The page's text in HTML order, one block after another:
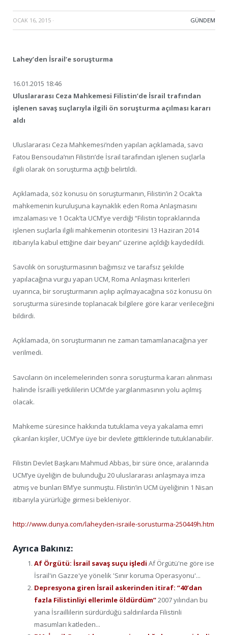
OCAK 16, 2015 · GÜNDEM
Lahey’den İsrail’e soruşturma
16.01.2015 18:46
Uluslararası Ceza Mahkemesi Filistin’de İsrail trafından
işlenen savaş suçlarıyla ilgili ön soruşturma açılması kararı
aldı
Uluslararası Ceza Mahkemesi’nden yapılan açıklamada, savcı
Fatou Bensouda’nın Filistin’de İsrail tarafından işlenen suçlarla
ilgili olarak ön soruşturma açtığı belirtildi.
Açıklamada, söz konusu ön soruşturmanın, Filistin’in 2 Ocak’ta
mahkemenin kuruluşuna kaynaklık eden Roma Anlaşmasını
imzalaması ve 1 Ocak’ta UCM’ye verdiği “Filistin topraklarında
işlenen suçlarla ilgili mahkemenin otoritesini 13 Haziran 2014
itibarıyla kabul ettiğine dair beyanı” üzerine açıldığı kaydedildi.
Savcılık ön soruşturmasının bağımsız ve tarafsız şekilde
yapılacağına vurgu yapan UCM, Roma Anlaşması kriterleri
uyarınca, bir soruşturmanın açılıp açılmayacağına söz konusu ön
soruşturma süresinde toplanacak bilgilere göre karar verileceğini
bildirdi.
Açıklamada, ön soruşturmanın ne zaman tamamlanacağına yer
verilmedi.
Savcıların ön incelemelerinden sonra soruşturma kararı alınması
halinde İsrailli yetkililerin UCM’de yargılanmasının yolu açılmış
olacak.
Mahkeme süresince hakkında tutuklama veya yakalama emri
çıkarılan kişiler, UCM’ye üye bir devlete gittiklerinde tutuklanabilir.
Filistin Devlet Başkanı Mahmud Abbas, bir süre önce, aralarında
UCM’ye üyeliğin de bulunduğu 20 uluslararası anlaşmaya imza
atmış ve bunları BM’ye sunmuştu. Filistin’in UCM üyeliğinin 1 Nisan
itibarıyla yürürlüğe girmesi bekleniyor.
http://www.dunya.com/laheyden-israile-sorusturma-250449h.htm
Ayrıca Bakınız:
Af Örgütü: İsrail savaş suçu işledi Af Örgütü'ne göre ise
İsrail'in Gazze'ye yönelik 'Sınır koruma Operasyonu'...
Depresyona giren İsrail askerinden itiraf: “40’dan
fazla Filistinliyi ellerimle öldürdüm”2007 yılından bu
yana İsraillilerin sürdürdüğü saldırılarda Filistinli
masumları katleden...